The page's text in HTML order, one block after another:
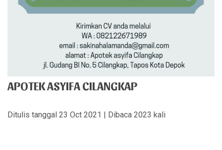
APOTEK ASYIFA CILANGKAP
Ditulis tanggal 23 Oct 2021 | Dibaca 2023 kali